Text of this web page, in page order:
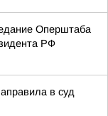
Оперштаба
РФ
в суд